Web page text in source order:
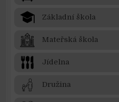
Základní škola
Mateřská škola
Jídelna
Družina